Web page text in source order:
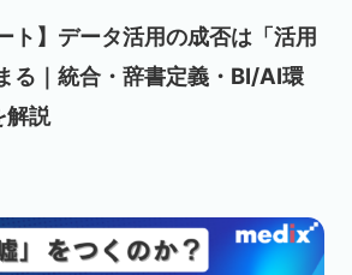
ト】データ活用の成否は「活用
る｜統合・辞書定義・BI/AI環
解説